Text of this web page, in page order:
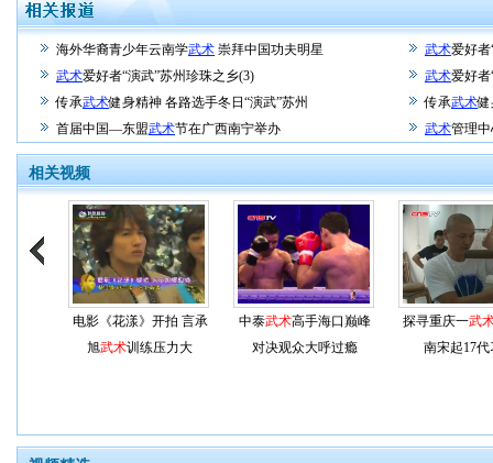
海外华裔青少年云南学武术 崇拜中国功夫明星 武术爱好者
武术爱好者“演武”苏州珍珠之乡(3) 武术爱好者
传承武术健身精神 各路选手冬日“演武”苏州 传承武术健
首届中国—东盟武术节在广西南宁举办 武术管理
相关视频
电影《花漾》开拍 言承
旭武术训练压力大
中泰武术高手海口巅峰
对决观众大呼过瘾
探寻重庆一武
南宋起17代